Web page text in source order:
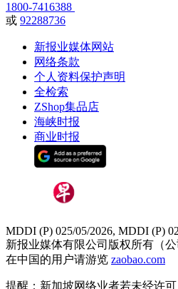
1800-7416388
或 92288736
新报业媒体网站
网络条款
个人资料保护声明
全检索
ZShop集品店
海峡时报
商业时报
MDDI (P) 025/05/2026, MDDI (P)
新报业媒体有限公司版权所有（公
在中国的用户请游览 zaobao.com
提醒：新加坡网络业者若未经许